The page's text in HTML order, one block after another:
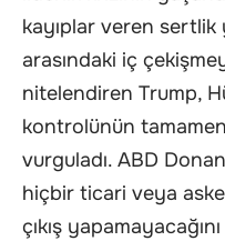
kayıplar veren sertlik
arasındaki iç
nitelendiren Trump,
kontrolünün
vurguladı. ABD
hiçbir ticari veya
çıkış